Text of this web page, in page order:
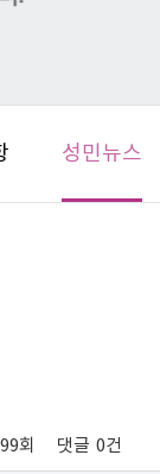
성민뉴스
회 댓글 0건